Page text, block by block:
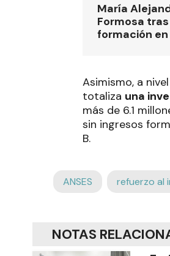
María
Formosa
formación
Asimismo, a
totaliza una
más de 6.1
sin ingresos
B.
ANSES refuerzo al
NOTAS